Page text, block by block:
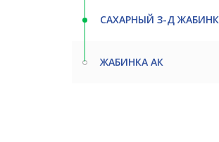
САХАРНЫЙ З-Д
ЖАБИНКА АК